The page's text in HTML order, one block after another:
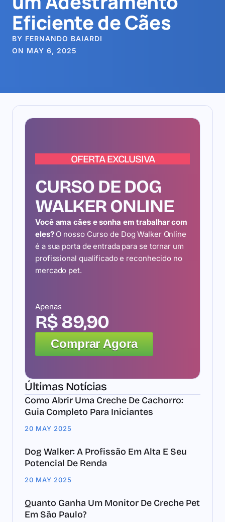
Eficiente de Cães
BY FERNANDO BAIARDI
ON MAY 6, 2025
OFERTA EXCLUSIVA
CURSO DE DOG
WALKER ONLINE
Você ama cães e sonha em trabalhar com
eles?O nosso Curso de Dog Walker Online
é a sua porta de entrada para se tornar um
profissional qualificado e reconhecido no
mercado pet.
Apenas
R$ 89,90
Comprar Agora
Últimas Notícias
Como Abrir Uma Creche De Cachorro:
Guia Completo Para Iniciantes
20 MAY 2025
Dog Walker: A Profissão Em Alta E Seu
Potencial De Renda
20 MAY 2025
Quanto Ganha Um Monitor De Creche Pet
Em São Paulo?